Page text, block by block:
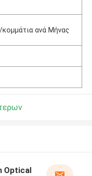
κομμάτια ανά Μήνας
Optical